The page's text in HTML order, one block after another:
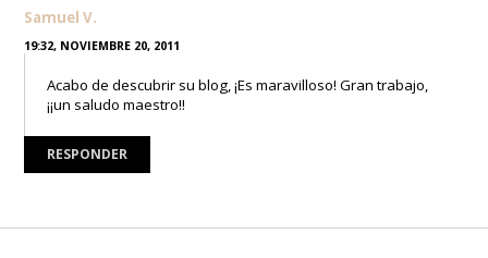
Samuel V.
19:32, NOVIEMBRE 20, 2011
Acabo de descubrir su blog, ¡Es maravilloso! Gran trabajo,
¡¡un saludo maestro!!
RESPONDER